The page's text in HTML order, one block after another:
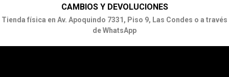
CAMBIOS Y DEVOLUCIONES
Tienda física en Av. Apoquindo 7331, Piso 9, Las Condes o a través
de WhatsApp